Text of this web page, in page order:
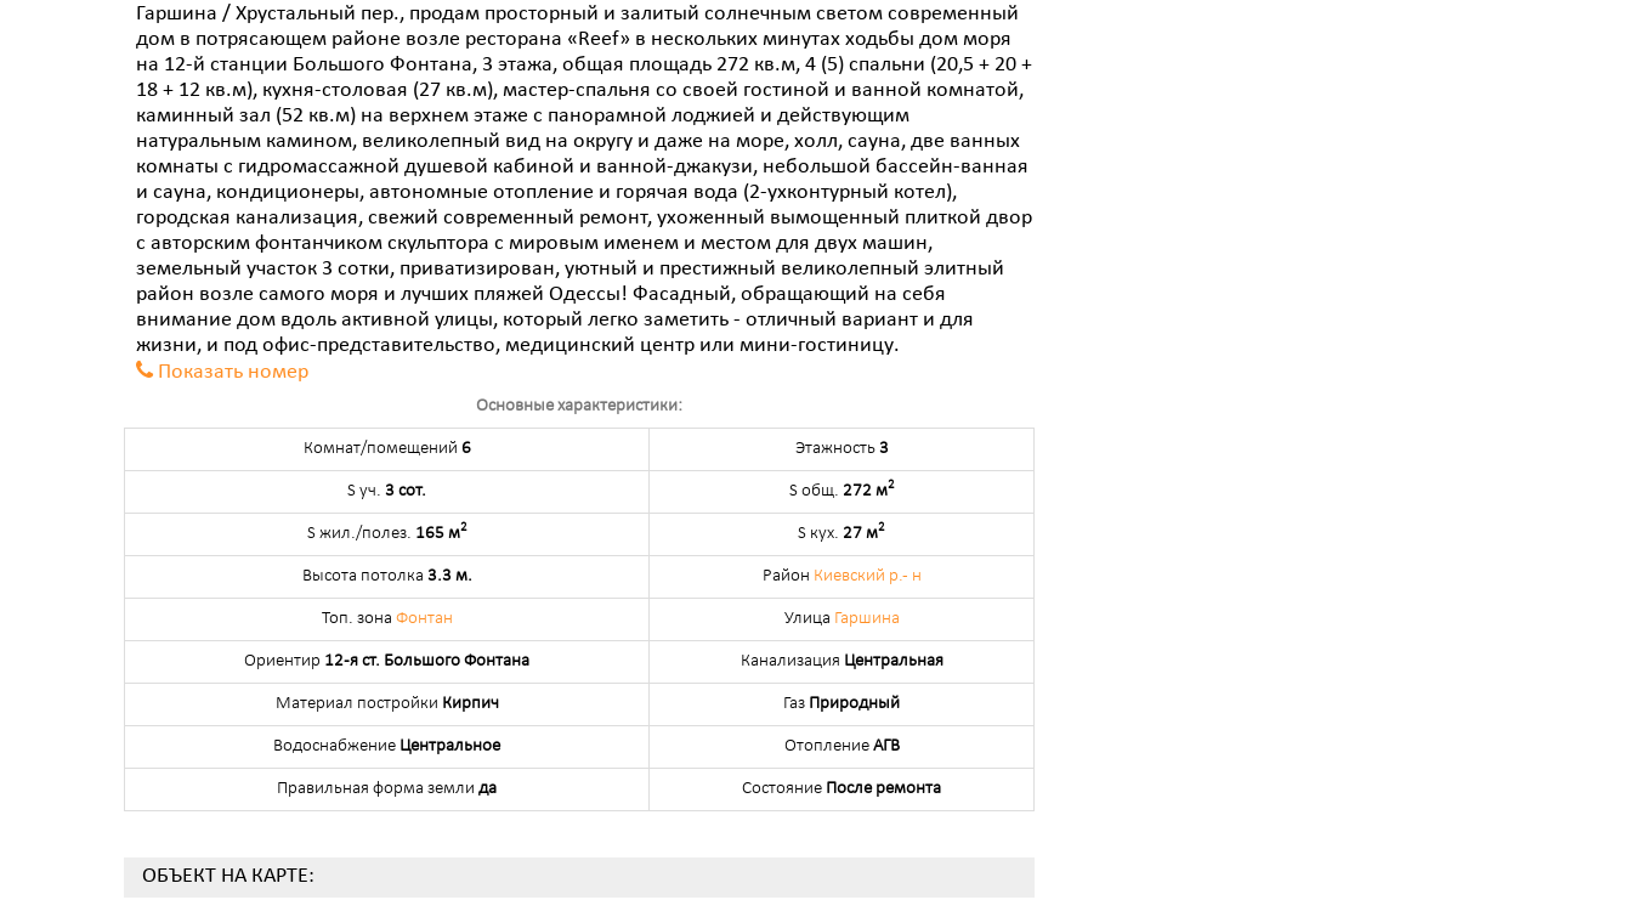
Гаршина / Хрустальный пер., продам просторный и залитый солнечным светом современный
дом в потрясающем районе возле ресторана «Reef» в нескольких минутах ходьбы дом моря
на 12-й станции Большого Фонтана, 3 этажа, общая площадь 272 кв.м, 4 (5) спальни (20,5 + 20 +
18 + 12 кв.м), кухня-столовая (27 кв.м), мастер-спальня со своей гостиной и ванной комнатой,
каминный зал (52 кв.м) на верхнем этаже с панорамной лоджией и действующим
натуральным камином, великолепный вид на округу и даже на море, холл, сауна, две ванных
комнаты с гидромассажной душевой кабиной и ванной-джакузи, небольшой бассейн-ванная
и сауна, кондиционеры, автономные отопление и горячая вода (2-ухконтурный котел),
городская канализация, свежий современный ремонт, ухоженный вымощенный плиткой двор
с авторским фонтанчиком скульптора с мировым именем и местом для двух машин,
земельный участок 3 сотки, приватизирован, уютный и престижный великолепный элитный
район возле самого моря и лучших пляжей Одессы! Фасадный, обращающий на себя
внимание дом вдоль активной улицы, который легко заметить - отличный вариант и для
жизни, и под офис-представительство, медицинский центр или мини-гостиницу.
Показать номер
Основные характеристики:
Комнат/помещений 6 Этажность 3
S уч. 3 сот. S общ. 272 м2
S жил./полез. 165 м2 S кух. 27 м2
Высота потолка 3.3 м. Район Киевский р.- н
Топ. зона Фонтан Улица Гаршина
Ориентир 12-я ст. Большого Фонтана Канализация Центральная
Материал постройки Кирпич Газ Природный
Водоснабжение Центральное Отопление АГВ
Правильная форма земли да Состояние После ремонта
ОБЪЕКТ НА КАРТЕ: